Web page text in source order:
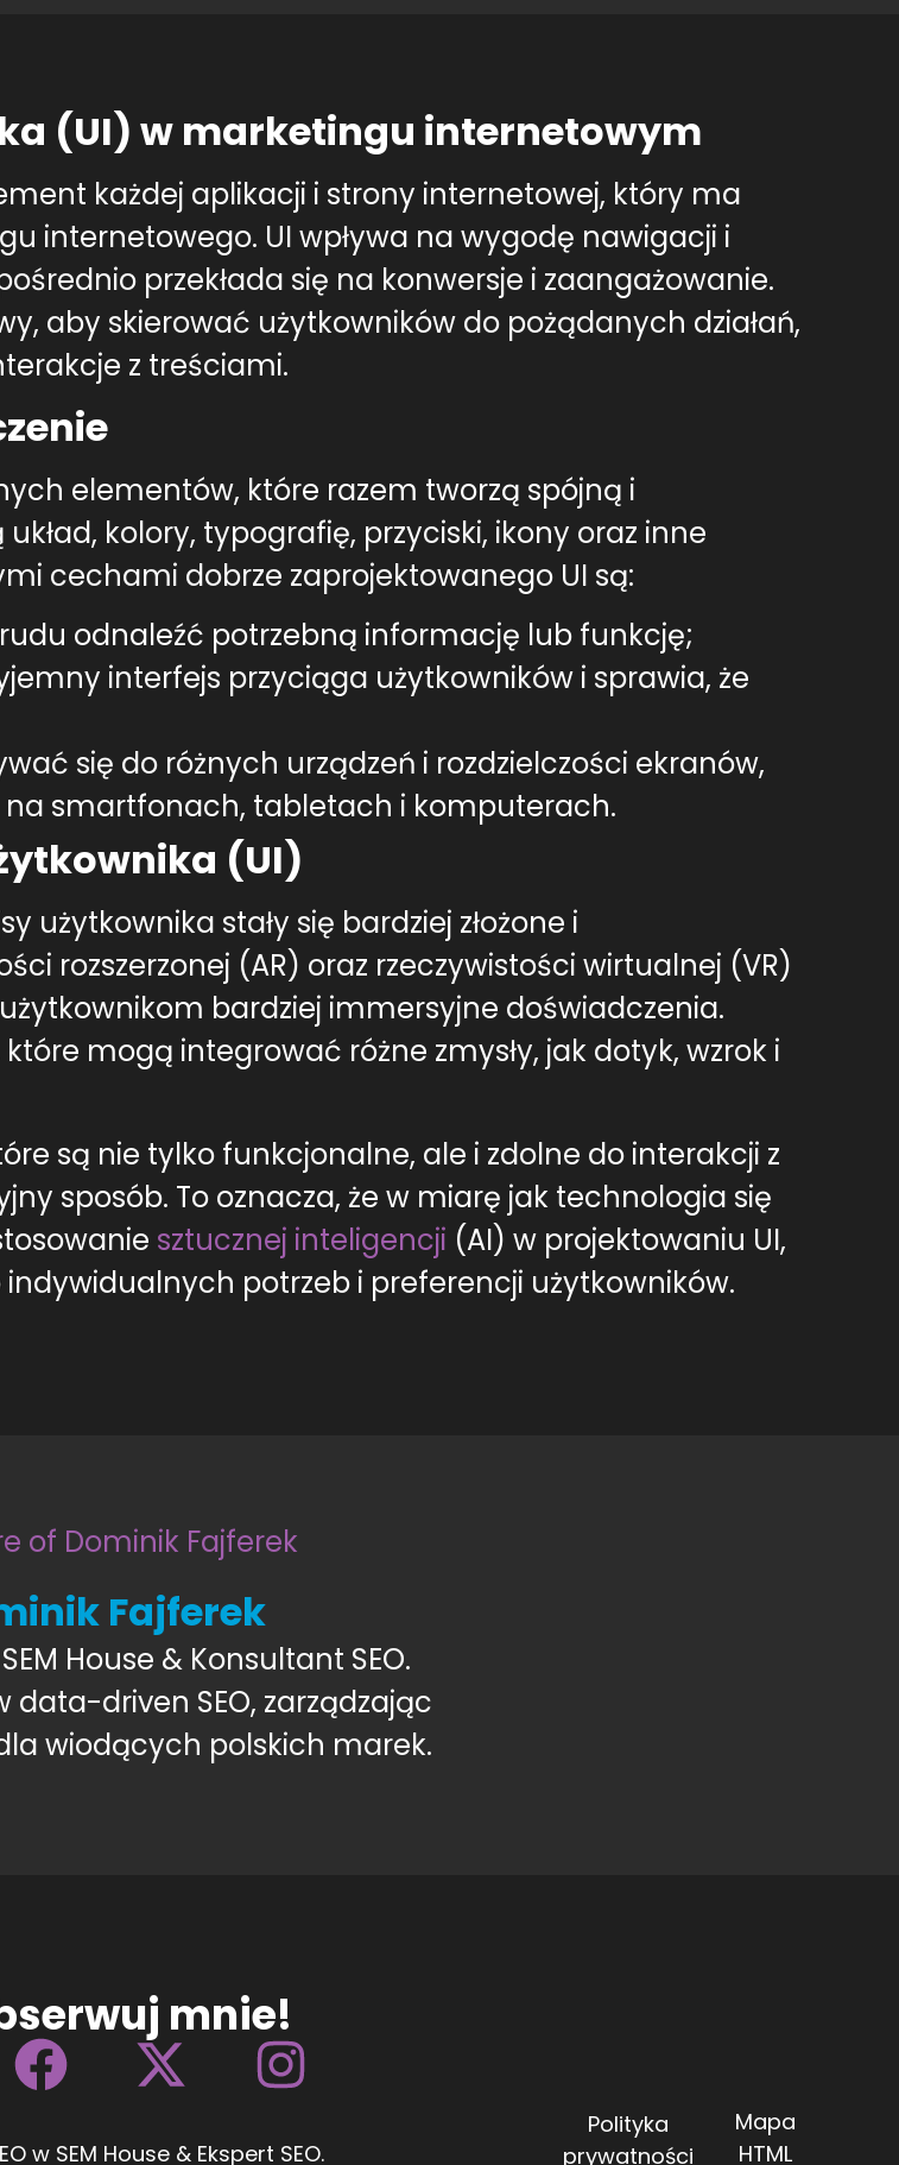
(UI) w marketingu internetowym
każdej aplikacji i strony internetowej, który ma
internetowego. UI wpływa na wygodę nawigacji i
przekłada się na konwersje i zaangażowanie.
aby skierować użytkowników do pożądanych działań,
z treściami.
elementów, które razem tworzą spójną i
kolory, typografię, przyciski, ikony oraz inne
cechami dobrze zaprojektowanego UI są:
odnaleźć potrzebną informację lub funkcję;
interfejs przyciąga użytkowników i sprawia, że
się do różnych urządzeń i rozdzielczości ekranów,
smartfonach, tabletach i komputerach.
(UI)
stały się bardziej złożone i
rozszerzonej (AR) oraz rzeczywistości wirtualnej (VR)
bardziej immersyjne doświadczenia.
mogą integrować różne zmysły, jak dotyk, wzrok i
są nie tylko funkcjonalne, ale i zdolne do interakcji z
sposób. To oznacza, że w miarę jak technologia się
sztucznej inteligencji (AI) w projektowaniu UI,
potrzeb i preferencji użytkowników.
Fajferek
House & Konsultant SEO.
data-driven SEO, zarządzając
wiodących polskich marek.
mnie!
w SEM House & Ekspert SEO.
Polityka
prywatności
Mapa
HTML